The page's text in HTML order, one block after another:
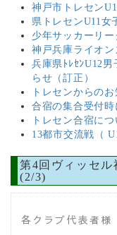
神戸市トレセン
県トレセンU11女
少年サッカーリー
神戸兵庫ライオン
兵庫県ﾄﾚｾﾝU12
らせ（訂正）
トレセンからの
合宿の集合受付時
トレセン合宿につ
13都市交流戦（
第4回ヴィッセル
(2/3)
各クラブ代表者様